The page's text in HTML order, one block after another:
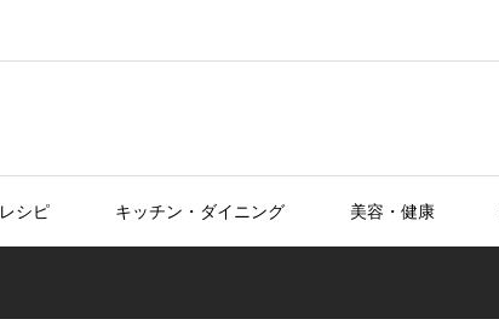
レシピ キッチン・ダイニング 美容・健康